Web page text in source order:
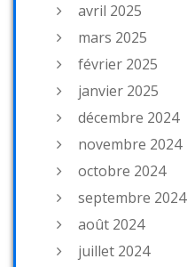
avril 2025
mars 2025
février 2025
janvier 2025
décembre 2024
novembre 2024
octobre 2024
septembre 2024
août 2024
juillet 2024